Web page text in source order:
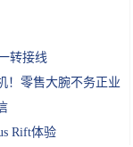
转接线
！零售大腕不务正业
Rift体验